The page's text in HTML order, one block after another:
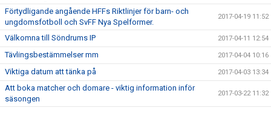
Förtydligande angående HFFs Riktlinjer för barn- och
ungdomsfotboll och SvFF Nya Spelformer.
2017-04-19 11:52
Välkomna till Söndrums IP 2017-04-11 12:54
Tävlingsbestämmelser mm 2017-04-04 10:16
Viktiga datum att tänka på 2017-04-03 13:34
Att boka matcher och domare - viktig information inför
säsongen
2017-03-22 11:32